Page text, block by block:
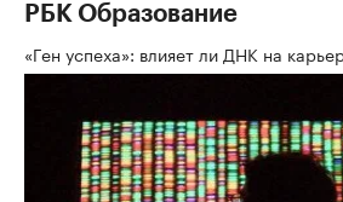
РБК Образование
«Ген успеха»: влияет ли ДНК на